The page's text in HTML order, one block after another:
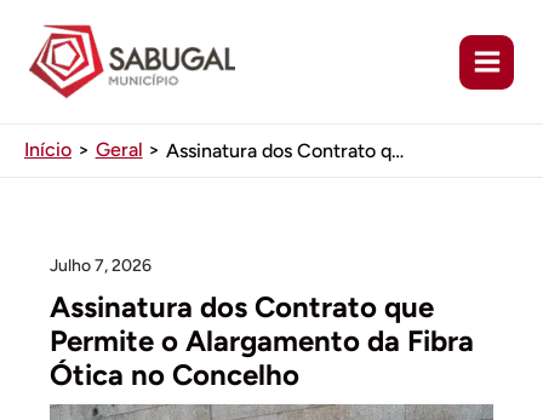
conteúdo
Início Geral Assinatura dos Contrato que Permite o Alargamento da Fibra Ótica no Concelho
Julho 7, 2026
Assinatura dos Contrato que
Permite o Alargamento da Fibra
Ótica no Concelho